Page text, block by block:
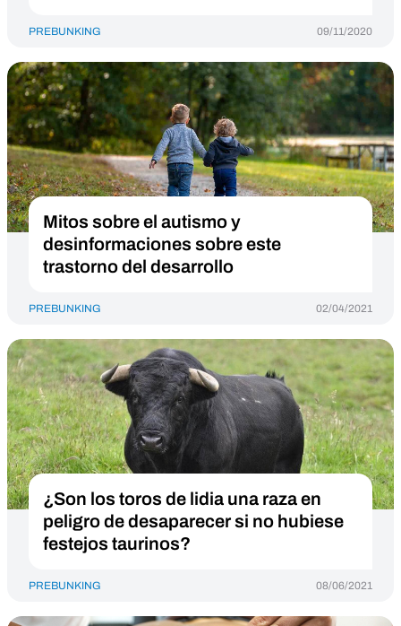
PREBUNKING 09/11/2020
Mitos sobre el autismo y
desinformaciones sobre este
trastorno del desarrollo
PREBUNKING 02/04/2021
¿Son los toros de lidia una raza en
peligro de desaparecer si no hubiese
festejos taurinos?
PREBUNKING 08/06/2021